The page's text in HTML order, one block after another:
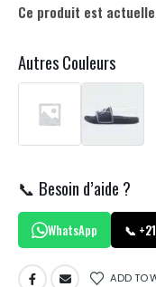
Ce produit est
Autres Couleurs
📞 Besoin d’aide ?
WhatsApp 📞
ADD TO